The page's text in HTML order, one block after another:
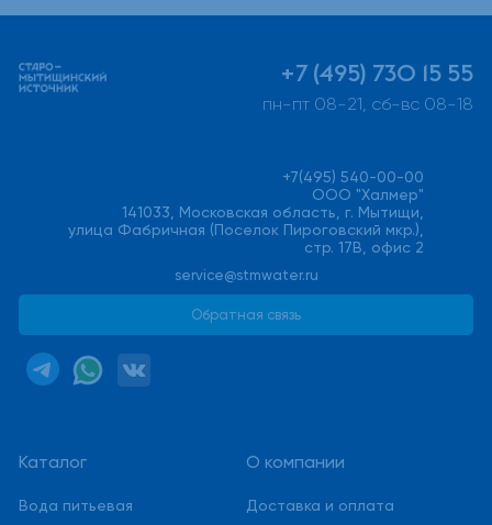
Каталог
Вода питьевая
О компании
Доставка и оплата
+7 (495) 730 15 55
пн-пт 08-21, сб-вс 08-18
+7(495) 540-00-00
ООО "Халмер"
141033, Московская область, г. Мытищи,
улица Фабричная (Поселок Пироговский мкр.),
стр. 17В, офис 2
service@stmwater.ru
Обратная связь